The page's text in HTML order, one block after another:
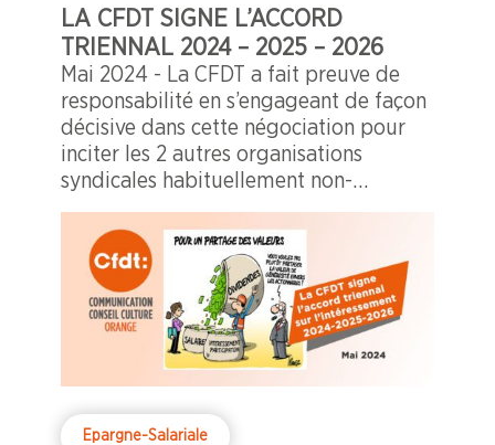
LA CFDT SIGNE L’ACCORD
TRIENNAL 2024 – 2025 – 2026
Mai 2024 - La CFDT a fait preuve de
responsabilité en s’engageant de façon
décisive dans cette négociation pour
inciter les 2 autres organisations
syndicales habituellement non-
signataires à suivre la CFDT et apposer
leur signature.
Epargne-Salariale